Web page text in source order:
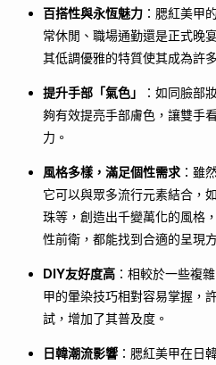
百搭性與永恆魅力 ：腮紅美甲
常休閒、職場通勤還是正式晚
其低調優雅的特質使其成為許
提升手部「氣色」
：如同臉部
夠有效提亮手部膚色，讓雙手
力。
風格多樣，滿足個性需求 ：雖
它可以與眾多流行元素結合，
珠等，創造出千變萬化的風格
性前衛，都能找到合適的呈現
DIY友好度高 ：相較於一些複
甲的暈染技巧相對容易掌握，
試，增加了其普及度。
日韓潮流影響 ：腮紅美甲在日